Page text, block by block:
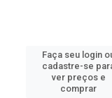
Faça seu login
cadastre-se
ver preços e
comprar